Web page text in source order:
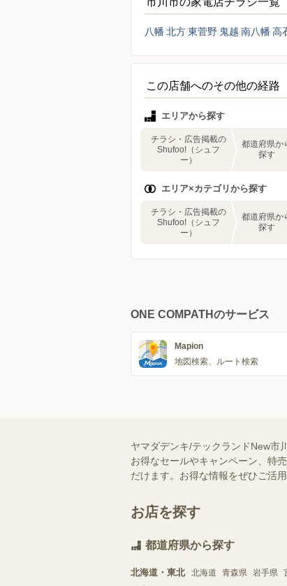
八幡北方東菅野 鬼越 南八幡高
この店舗へのその他の経路
エリアから探す
チラシ・広告掲載の
Shufoo!（シュフ
ー）
都道府県か
探す
エリア×カテゴリから探す
チラシ・広告掲載の
Shufoo!（シュフ
ー）
都道府県か
探す
ONE COMPATHのサービス
Mapion
地図検索、ルート検索
ヤマダデンキ/テックランドNew市
お得なセールやキャンペーン、特
だけます。お得な情報をぜひご活用
お店を探す
都道府県から探す
北海道・東北 北海道 青森県 岩手県